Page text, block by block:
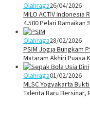
Olahraga26/04/2026
MILO ACTIV Indonesia
4.500 Pelari Ramaikan
Olahraga28/02/2026
PSIM Jogja Bungkam
Mataram Akhiri Puasa
Olahraga01/02/2026
MLSC Yogyakarta
Talenta Baru